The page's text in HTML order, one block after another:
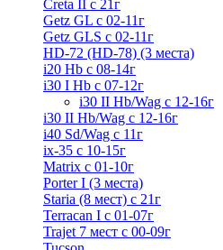
Creta II с 21г
Getz GL с 02-11г
Getz GLS с 02-11г
HD-72 (HD-78) (3 места)
i20 Hb с 08-14г
i30 I Hb с 07-12г
i30 II Hb/Wag с 12-16г
i30 II Hb/Wag с 12-16г
i40 Sd/Wag с 11г
ix-35 с 10-15г
Matrix с 01-10г
Porter I (3 места)
Staria (8 мест) c 21г
Terracan I c 01-07г
Trajet 7 мест с 00-09г